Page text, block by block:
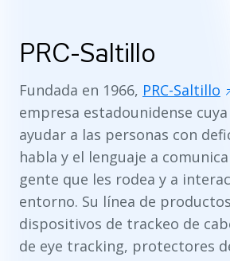
PRC-Saltillo
Fundada en 1966, PRC-Saltillo
empresa estadounidense
ayudar a las personas con
habla y el lenguaje a
gente que les rodea y a
entorno. Su línea de
dispositivos de trackeo de
de eye tracking, protectores